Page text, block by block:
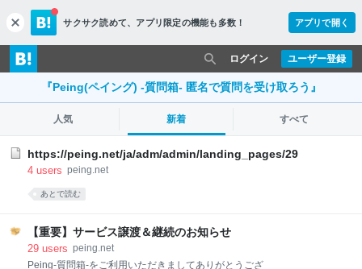
c
l
o
s
サクサク読めて、 アプリ限定の機能も多数！ アプリで開く
ユーザー登録
ログイン
『Peing(ペイング) -質問箱- 匿名で質問を受け取ろう』
人気 新着 すべて
https://peing.net/ja/adm/admin/landing_pages/29
4 users peing.net
あとで読む
【重要】サービス譲渡＆継続のお知らせ
29 users peing.net
Peing-質問箱-をご利用いただきましてありがとうござ